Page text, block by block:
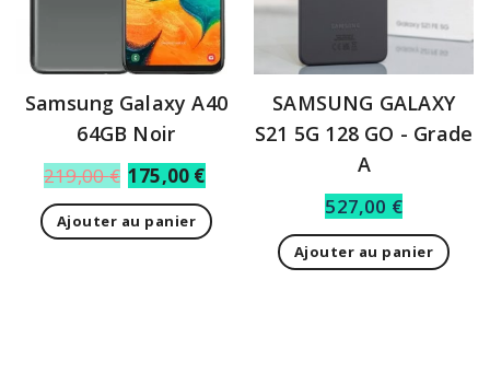
​Samsung Galaxy A40
64GB Noir
219,00€ 175,00 €
Ajouter au panier
SAMSUNG GALAXY
S21 5G 128 GO ​- Grade
A
527,00 €
Ajouter au panier